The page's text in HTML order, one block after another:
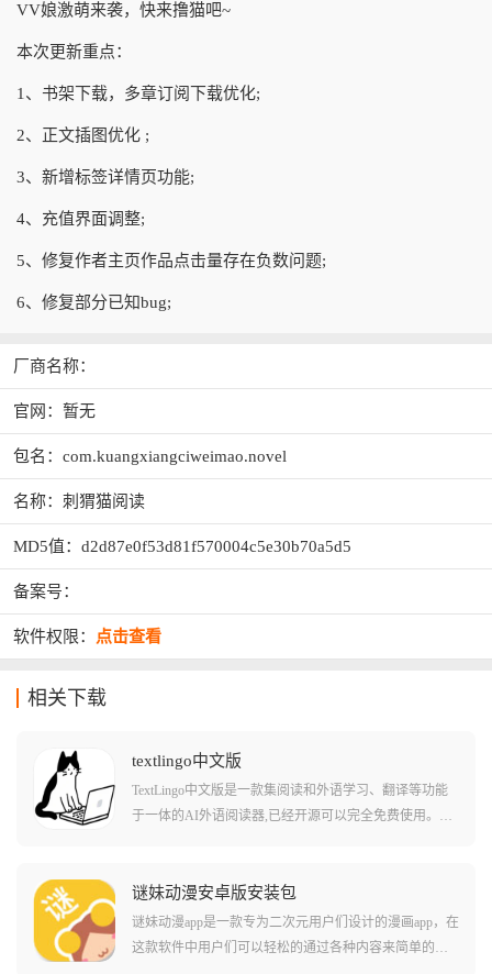
VV娘激萌来袭，快来撸猫吧~
本次更新重点：
1、书架下载，多章订阅下载优化;
2、正文插图优化 ;
3、新增标签详情页功能;
4、充值界面调整;
5、修复作者主页作品点击量存在负数问题;
6、修复部分已知bug;
厂商名称：
官网：暂无
包名：com.kuangxiangciweimao.novel
名称：刺猬猫阅读
MD5值：d2d87e0f53d81f570004c5e30b70a5d5
备案号：
软件权限： 点击查看
相关下载
textlingo中文版
TextLingo中文版是一款集阅读和外语学习、翻译等功能
于一体的AI外语阅读器,已经开源可以完全免费使用。软
看小说边学外语的沉浸式阅读体验。TextLingo具有离线
学习、智能推送提醒、语言识别与发音、无缝同步等功
能,支持URL、Word、Markdown、PDF、SRT等不同格式,
谜妹动漫安卓版安装包
谜妹动漫app是一款专为二次元用户们设计的漫画app，在
这款软件中用户们可以轻松的通过各种内容来简单的自